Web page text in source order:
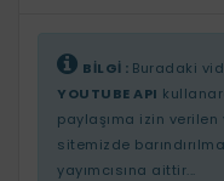
BİLGİ : Buradaki
YOUTUBE API
paylaşıma izin
sitemizde
yayımcısına aittir...